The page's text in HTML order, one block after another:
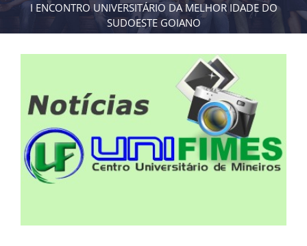
I ENCONTRO UNIVERSITÁRIO DA MELHOR IDADE DO
SUDOESTE GOIANO